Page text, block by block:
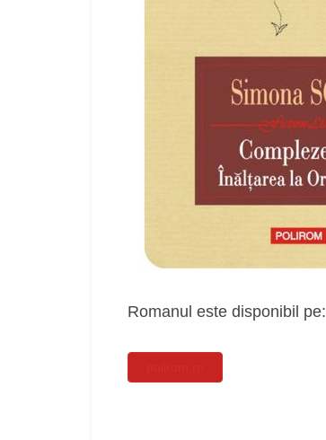
Romanul este disponibil pe: